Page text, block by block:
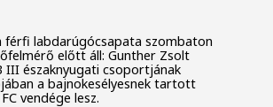
férfi labdarúgócsapata szombaton
előtt áll: Gunther Zsolt
III északnyugati csoportjának
a bajnokesélyesnek tartott
vendége lesz.